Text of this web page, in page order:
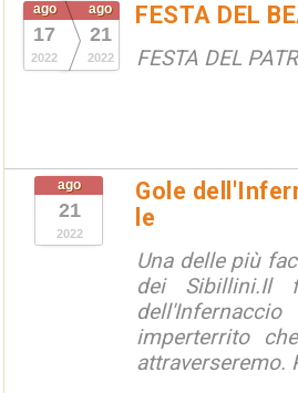
ago
17
2022
ago
21
2022
FESTA DEL
FESTA DEL
ago
21
2022
Gole
le
Una delle più
dei Sibillini.Il
imperterrito
attraverseremo.